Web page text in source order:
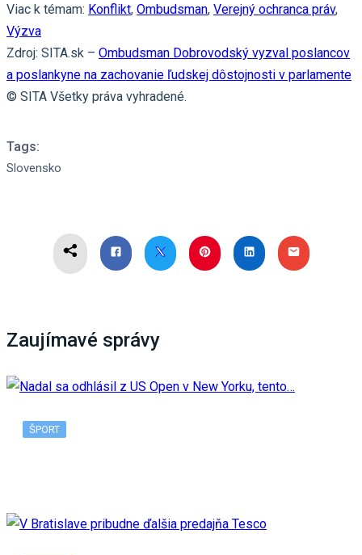
Viac k témam: Konflikt, Ombudsman, Verejný ochranca práv,
Výzva
Zdroj: SITA.sk – Ombudsman Dobrovodský vyzval poslancov
a poslankyne na zachovanie ľudskej dôstojnosti v parlamente
© SITA Všetky práva vyhradené.
Tags:
Slovensko
Zaujímavé správy
ŠPORT